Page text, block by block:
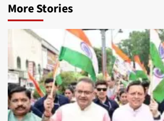
More Stories